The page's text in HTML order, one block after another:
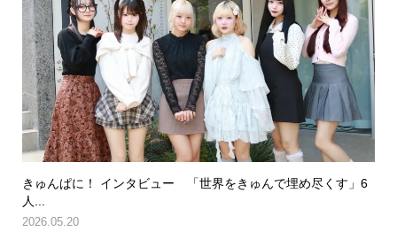
きゅんぱに！ インタビュー 「世界をきゅんで埋め尽くす」6
人...
2026.05.20